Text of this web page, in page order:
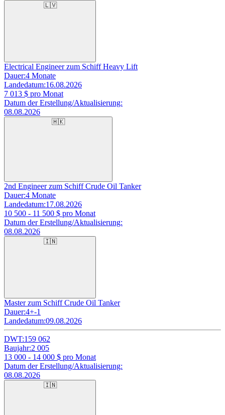
🇱🇻
Electrical Engineer zum Schiff Heavy Lift
Dauer:4 Monate
Landedatum:16.08.2026
7 013 $ pro Monat
Datum der Erstellung/Aktualisierung:
08.08.2026
🇭🇰
2nd Engineer zum Schiff Crude Oil Tanker
Dauer:4 Monate
Landedatum:17.08.2026
10 500 - 11 500 $ pro Monat
Datum der Erstellung/Aktualisierung:
08.08.2026
🇮🇳
Master zum Schiff Crude Oil Tanker
Dauer:4+-1
Landedatum:09.08.2026
DWT:159 062
Baujahr:2 005
13 000 - 14 000 $ pro Monat
Datum der Erstellung/Aktualisierung:
08.08.2026
🇮🇳